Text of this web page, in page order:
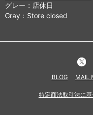
グレー：店休日
Gray：Store closed
BLOG MAIL
特定商法取引法に